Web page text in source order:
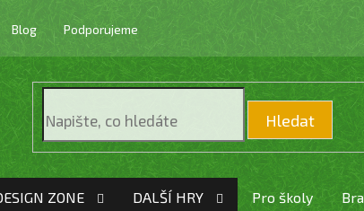
Blog Podporujeme
Hledat
ZONE DALŠÍ HRY Pro školy